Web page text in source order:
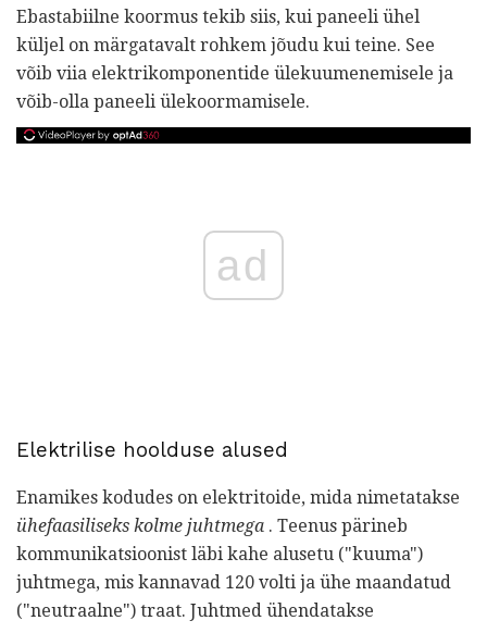
Ebastabiilne koormus tekib siis, kui paneeli ühel
küljel on märgatavalt rohkem jõudu kui teine. See
võib viia elektrikomponentide ülekuumenemisele ja
võib-olla paneeli ülekoormamisele.
ad
Elektrilise hoolduse alused
Enamikes kodudes on elektritoide, mida nimetatakse
ühefaasiliseks kolme juhtmega . Teenus pärineb
kommunikatsioonist läbi kahe alusetu ("kuuma")
juhtmega, mis kannavad 120 volti ja ühe maandatud
("neutraalne") traat. Juhtmed ühendatakse